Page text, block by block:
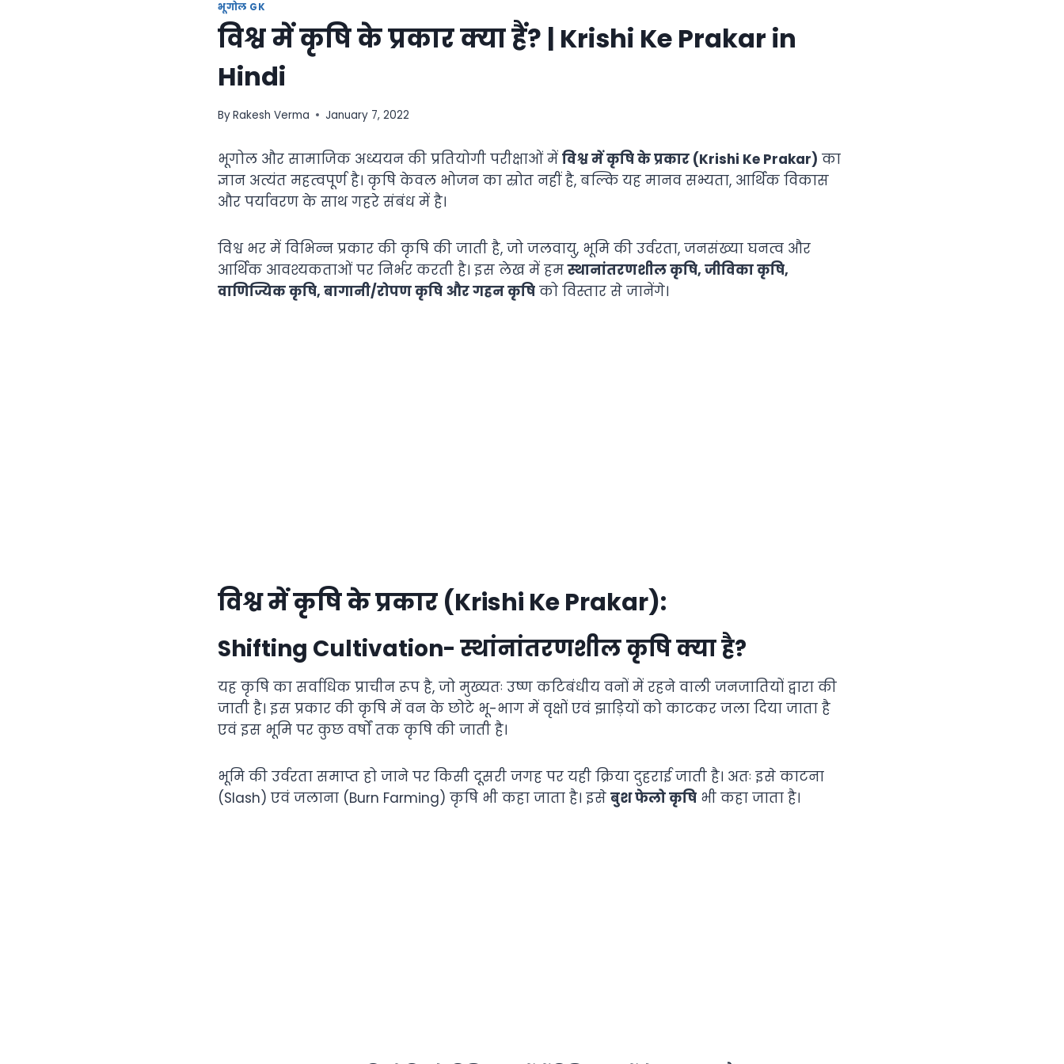
भूगोल GK
विश्व में कृषि के प्रकार क्या हैं? | Krishi Ke Prakar in
Hindi
ByRakesh Verma January 7, 2022
भूगोल और सामाजिक अध्ययन की प्रतियोगी परीक्षाओं में विश्व में कृषि के प्रकार (Krishi Ke Prakar) का
ज्ञान अत्यंत महत्वपूर्ण है। कृषि केवल भोजन का स्रोत नहीं है, बल्कि यह मानव सभ्यता, आर्थिक विकास
और पर्यावरण के साथ गहरे संबंध में है।
विश्व भर में विभिन्न प्रकार की कृषि की जाती है, जो जलवायु, भूमि की उर्वरता, जनसंख्या घनत्व और
आर्थिक आवश्यकताओं पर निर्भर करती है। इस लेख में हमस्थानांतरणशील कृषि, जीविका कृषि,
वाणिज्यिक कृषि, बागानी/रोपण कृषि और गहन कृषि को विस्तार से जानेंगे।
विश्व में कृषि के प्रकार (Krishi Ke Prakar):
Shifting Cultivation- स्थांनांतरणशील कृषि क्या है?
यह कृषि का सर्वाधिक प्राचीन रूप है, जो मुख्यतः उष्ण कटिबंधीय वनों में रहने वाली जनजातियों द्वारा की
जाती है। इस प्रकार की कृषि में वन के छोटे भू-भाग में वृक्षों एवं झाड़ियों को काटकर जला दिया जाता है
एवं इस भूमि पर कुछ वर्षों तक कृषि की जाती है।
भूमि की उर्वरता समाप्त हो जाने पर किसी दूसरी जगह पर यही क्रिया दुहराई जाती है। अतः इसे काटना
(Slash) एवं जलाना (Burn Farming) कृषि भी कहा जाता है। इसे बुश फेलो कृषि भी कहा जाता है।